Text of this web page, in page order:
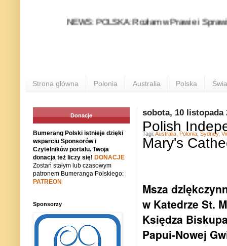
NEWS: POLSKA: Rozłam w Prawie i
Strona główna Polonia Australia Polska
sobota, 10 listopada
Polish
Mary's
Msza
w Katedrze St.
Księdza
Papui-Nowej
Tagi: Australia Polonia Sydney,
Donacje
Bumerang Polski istnieje dzięki
wsparciu Sponsorów i
Czytelników portalu. Twoja
donacja też liczy się! DONACJE
Zostań stałym lub czasowym
patronem Bumeranga Polskiego:
PATREON
Sponsorzy